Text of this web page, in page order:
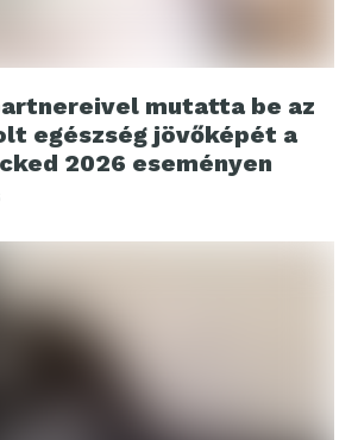
mutatta be az
egészség jövőképét a
2026 eseményen